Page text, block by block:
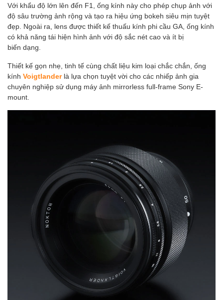
Với khẩu độ lớn lên đến F1, ống kính này cho phép chụp ảnh với
độ sâu trường ảnh rộng và tạo ra hiệu ứng bokeh siêu mịn tuyệt
đẹp. Ngoài ra, lens được thiết kế thuấu kính phi cầu GA, ống kính
có khả năng tái hiện hình ảnh với độ sắc nét cao và ít bị
biến dạng.
Thiết kế gọn nhẹ, tinh tế cùng chất liệu kim loại chắc chắn, ống
kính Voigtlanderlà lựa chọn tuyệt vời cho các nhiếp ảnh gia
chuyên nghiệp sử dụng máy ảnh mirrorless full-frame Sony E-
mount.